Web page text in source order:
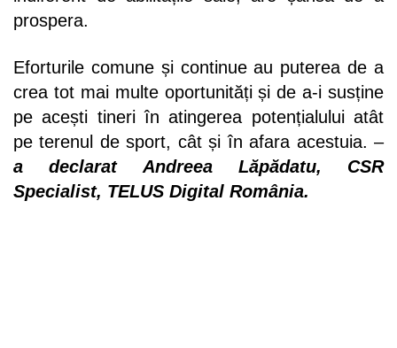
prospera.
Eforturile comune și continue au puterea de a
crea tot mai multe oportunități și de a-i susține
pe acești tineri în atingerea potențialului atât
pe terenul de sport, cât și în afara acestuia. –
a declarat Andreea Lăpădatu, CSR
Specialist, TELUS Digital România.